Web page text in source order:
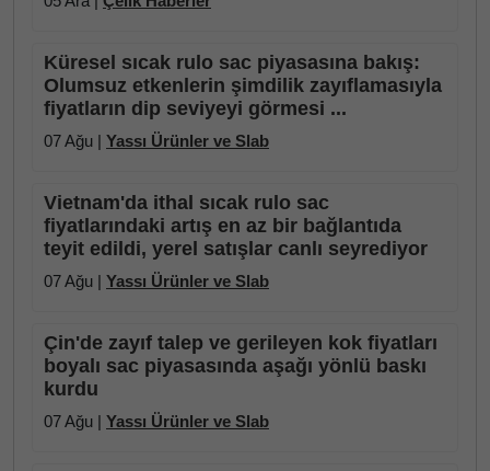
Küresel sıcak rulo sac piyasasına bakış:
Olumsuz etkenlerin şimdilik zayıflamasıyla
fiyatların dip seviyeyi görmesi ...
07 Ağu | Yassı Ürünler ve Slab
Vietnam'da ithal sıcak rulo sac
fiyatlarındaki artış en az bir bağlantıda
teyit edildi, yerel satışlar canlı seyrediyor
07 Ağu | Yassı Ürünler ve Slab
Çin'de zayıf talep ve gerileyen kok fiyatları
boyalı sac piyasasında aşağı yönlü baskı
kurdu
07 Ağu | Yassı Ürünler ve Slab